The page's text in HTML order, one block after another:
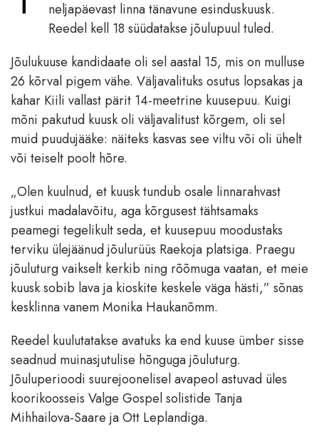
neljapäevast linna tänavune esinduskuusk.
Reedel kell 18 süüdatakse jõulupuul tuled.
Jõulukuuse kandidaate oli sel aastal 15, mis on mulluse
26 kõrval pigem vähe. Väljavalituks osutus lopsakas ja
kahar Kiili vallast pärit 14-meetrine kuusepuu. Kuigi
mõni pakutud kuusk oli väljavalitust kõrgem, oli sel
muid puudujääke: näiteks kasvas see viltu või oli ühelt
või teiselt poolt hõre.
„Olen kuulnud, et kuusk tundub osale linnarahvast
justkui madalavõitu, aga kõrgusest tähtsamaks
peamegi tegelikult seda, et kuusepuu moodustaks
terviku ülejäänud jõulurüüs Raekoja platsiga. Praegu
jõuluturg vaikselt kerkib ning rõõmuga vaatan, et meie
kuusk sobib lava ja kioskite keskele väga hästi,” sõnas
kesklinna vanem Monika Haukanõmm.
Reedel kuulutatakse avatuks ka end kuuse ümber sisse
seadnud muinasjutulise hõnguga jõuluturg.
Jõuluperioodi suurejoonelisel avapeol astuvad üles
koorikoosseis Valge Gospel solistide Tanja
Mihhailova-Saare ja Ott Leplandiga.